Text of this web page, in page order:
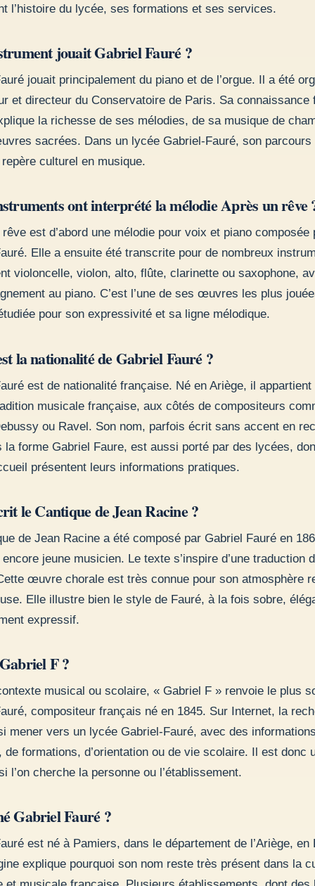
l’histoire du lycée, ses formations et ses services.
jouait Gabriel Fauré ?
jouait principalement du piano et de l’orgue. Il a été
et directeur du Conservatoire de Paris. Sa connaissance
la richesse de ses mélodies, de sa musique de
sacrées. Dans un lycée Gabriel-Fauré, son parcours
culturel en musique.
ont interprété la mélodie Après un rêve
est d’abord une mélodie pour voix et piano composée
Elle a ensuite été transcrite pour de nombreux
violoncelle, violon, alto, flûte, clarinette ou saxophone,
au piano. C’est l’une de ses œuvres les plus
pour son expressivité et sa ligne mélodique.
la nationalité de Gabriel Fauré ?
est de nationalité française. Né en Ariège, il appartient
musicale française, aux côtés de compositeurs
ou Ravel. Son nom, parfois écrit sans accent en
la forme Gabriel Faure, est aussi porté par des lycées,
présentent leurs informations pratiques.
le Cantique de Jean Racine ?
de Jean Racine a été composé par Gabriel Fauré en
encore jeune musicien. Le texte s’inspire d’une traduction
œuvre chorale est très connue pour son atmosphère
Elle illustre bien le style de Fauré, à la fois sobre,
expressif.
F ?
musical ou scolaire, « Gabriel F » renvoie le plus
compositeur français né en 1845. Sur Internet, la
mener vers un lycée Gabriel-Fauré, avec des
de formations, d’orientation ou de vie scolaire. Il est donc
l’on cherche la personne ou l’établissement.
Gabriel Fauré ?
est né à Pamiers, dans le département de l’Ariège, en
explique pourquoi son nom reste très présent dans la